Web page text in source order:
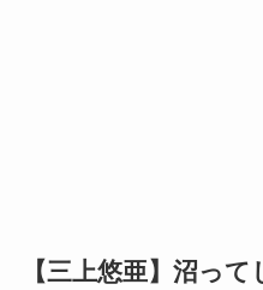
【三上悠亜】沼っ